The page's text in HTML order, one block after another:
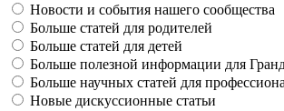
Новости и события нашего сообщества
Больше статей для родителей
Больше статей для детей
Больше полезной информации для
Больше научных статей для
Новые дискуссионные статьи